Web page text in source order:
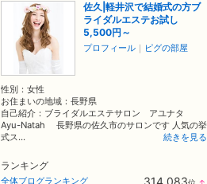
佐久|軽井沢で結婚式の方ブ
ライダルエステお試し
5,500円～
プロフィール ｜ ピグの部屋
性別： 女性
お住まいの地域： 長野県
自己紹介：ブライダルエステサロン アユナタ
Ayu-Natah 長野県の佐久市のサロンです 人気の挙
式ス...
続きを見る
ランキング
全体ブログランキング 314,083